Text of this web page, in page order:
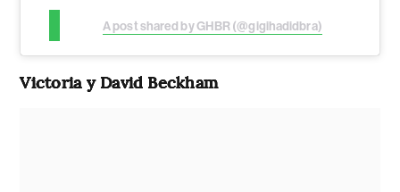
A post shared by GHBR (@gigihadidbra)
Victoria y David Beckham